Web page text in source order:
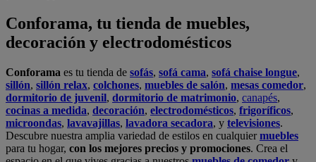
Conforama, tu tienda de muebles,
decoración y electrodomésticos
Conforama es tu tienda de sofás, sofá cama, sofá chaise longue,
sillón, sillón relax, colchones, muebles de salón, mesas comedor,
dormitorio de juvenil, dormitorio de matrimonio, canapés,
cocinas a medida, decoración, electrodomésticos, frigoríficos,
microondas, lavavajillas, lavadora secadora, y televisiones.
Descubre nuestra amplia variedad de estilos en cualquiermuebles
para tu hogar, con los mejores precios y promociones. Crea el